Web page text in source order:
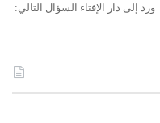
اللهِ الرَّحْمَنِ الرَّحِيمِ رقم الفتوى (3250) ورد إلى دار الإفتاء السؤال التالي: